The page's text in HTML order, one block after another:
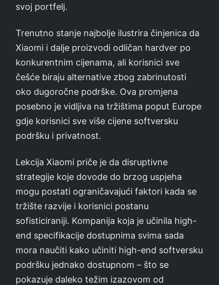
svoj portfelj.
Trenutno stanje najbolje ilustrira činjenica da
Xiaomi i dalje proizvodi odličan hardver po
konkurentnim cijenama, ali korisnici sve
češće biraju alternative zbog zabrinutosti
oko dugoročne podrške. Ova promjena
posebno je vidljiva na tržištima poput Europe
gdje korisnici sve više cijene softversku
podršku i privatnost.
Lekcija Xiaomi priče je da disruptivne
strategije koje dovode do brzog uspjeha
mogu postati ograničavajući faktori kada se
tržište razvije i korisnici postanu
sofisticiraniji. Kompanija koja je učinila high-
end specifikacije dostupnima svima sada
mora naučiti kako učiniti high-end softversku
podršku jednako dostupnom – što se
pokazuje daleko težim izazovom od